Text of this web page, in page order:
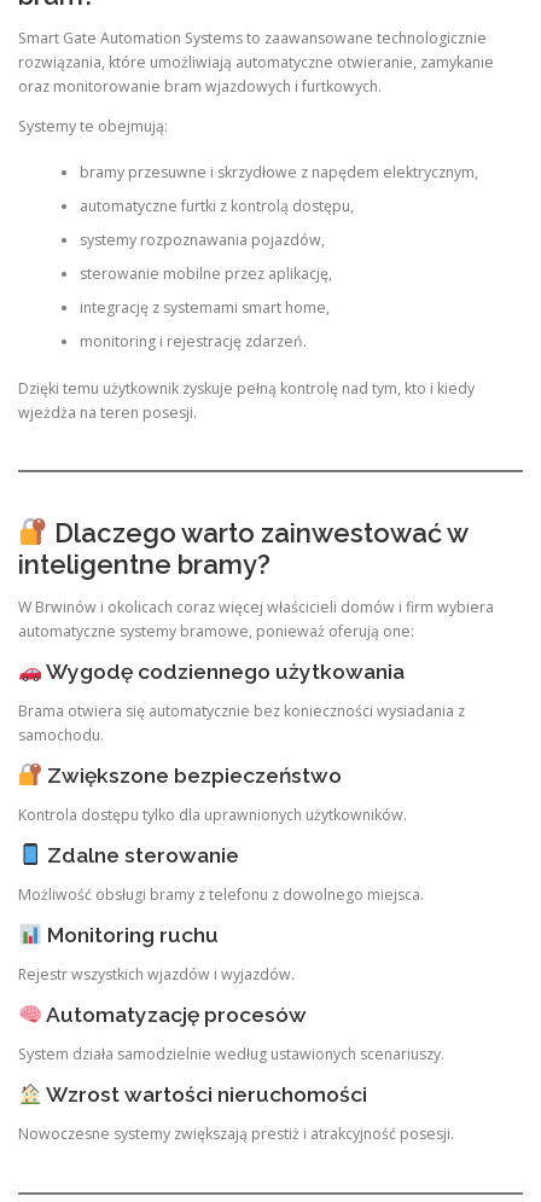
Smart Gate Automation Systems to zaawansowane technologicznie
rozwiązania, które umożliwiają automatyczne otwieranie, zamykanie
oraz monitorowanie bram wjazdowych i furtkowych.
Systemy te obejmują:
bramy przesuwne i skrzydłowe z napędem elektrycznym,
automatyczne furtki z kontrolą dostępu,
systemy rozpoznawania pojazdów,
sterowanie mobilne przez aplikację,
integrację z systemami smart home,
monitoring i rejestrację zdarzeń.
Dzięki temu użytkownik zyskuje pełną kontrolę nad tym, kto i kiedy
wjeżdża na teren posesji.
Dlaczego warto zainwestować w
inteligentne bramy?
W Brwinów i okolicach coraz więcej właścicieli domów i firm wybiera
automatyczne systemy bramowe, ponieważ oferują one:
Wygodę codziennego użytkowania
Brama otwiera się automatycznie bez konieczności wysiadania z
samochodu.
Zwiększone bezpieczeństwo
Kontrola dostępu tylko dla uprawnionych użytkowników.
Zdalne sterowanie
Możliwość obsługi bramy z telefonu z dowolnego miejsca.
Monitoring ruchu
Rejestr wszystkich wjazdów i wyjazdów.
Automatyzację procesów
System działa samodzielnie według ustawionych scenariuszy.
Wzrost wartości nieruchomości
Nowoczesne systemy zwiększają prestiż i atrakcyjność posesji.